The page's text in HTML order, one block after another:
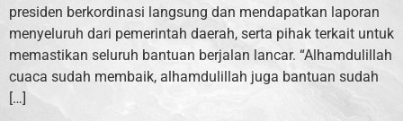
presiden berkordinasi langsung dan mendapatkan laporan
menyeluruh dari pemerintah daerah, serta pihak terkait untuk
memastikan seluruh bantuan berjalan lancar. “Alhamdulillah
cuaca sudah membaik, alhamdulillah juga bantuan sudah
[…]